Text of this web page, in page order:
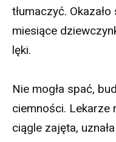
tłumaczyć.
miesiące
lęki.
Nie mogła spać,
ciemności. Lekarze
ciągle zajęta,